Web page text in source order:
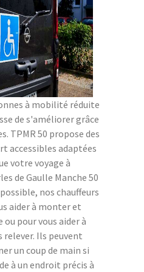
à mobilité réduite
de s'améliorer grâce
TPMR 50 propose des
accessibles adaptées
votre voyage à
de Gaulle Manche 50
nos chauffeurs
aider à monter et
ou pour vous aider à
relever. Ils peuvent
un coup de main si
à un endroit précis à